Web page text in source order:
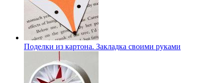
Поделки из картона. Закладка своими руками